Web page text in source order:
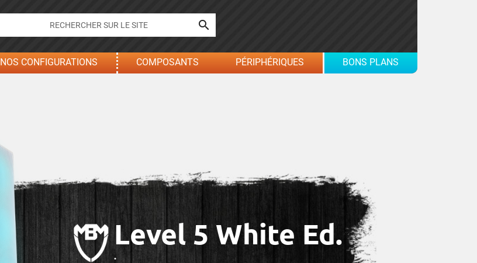

NOS CONFIGURATIONS COMPOSANTS PÉRIPHÉRIQUES BONS PLANS
Level 5 White Ed.
.